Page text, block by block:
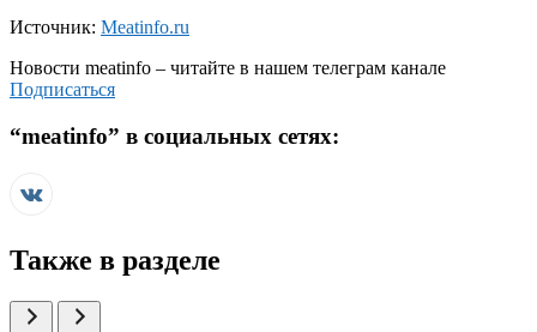
Источник: Meatinfo.ru
Новости meatinfo – читайте в нашем телеграм канале
Подписаться
“meatinfo” в социальных сетях:
Также в разделе